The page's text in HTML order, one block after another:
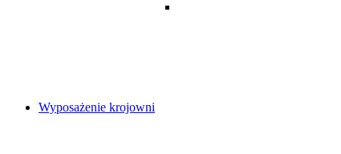
Wyposażenie krojowni